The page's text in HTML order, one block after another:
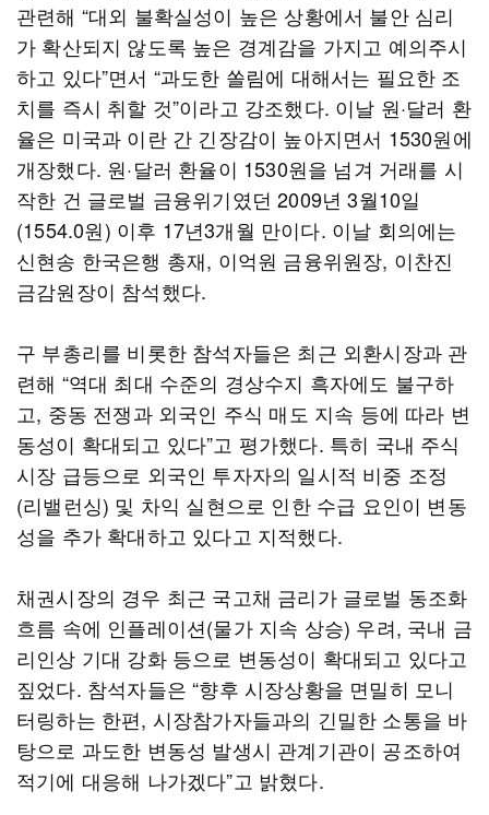
관련해 “대외 불확실성이 높은 상황에서 불안 심리
가 확산되지 않도록 높은 경계감을 가지고 예의주시
하고 있다”면서 “과도한 쏠림에 대해서는 필요한 조
치를 즉시 취할 것”이라고 강조했다. 이날 원·달러 환
율은 미국과 이란 간 긴장감이 높아지면서 1530원에
개장했다. 원·달러 환율이 1530원을 넘겨 거래를 시
작한 건 글로벌 금융위기였던 2009년 3월10일
(1554.0원) 이후 17년3개월 만이다. 이날 회의에는
신현송 한국은행 총재, 이억원 금융위원장, 이찬진
금감원장이 참석했다.
구 부총리를 비롯한 참석자들은 최근 외환시장과 관
련해 “역대 최대 수준의 경상수지 흑자에도 불구하
고, 중동 전쟁과 외국인 주식 매도 지속 등에 따라 변
동성이 확대되고 있다”고 평가했다. 특히 국내 주식
시장 급등으로 외국인 투자자의 일시적 비중 조정
(리밸런싱) 및 차익 실현으로 인한 수급 요인이 변동
성을 추가 확대하고 있다고 지적했다.
채권시장의 경우 최근 국고채 금리가 글로벌 동조화
흐름 속에 인플레이션(물가 지속 상승) 우려, 국내 금
리인상 기대 강화 등으로 변동성이 확대되고 있다고
짚었다. 참석자들은 “향후 시장상황을 면밀히 모니
터링하는 한편, 시장참가자들과의 긴밀한 소통을 바
탕으로 과도한 변동성 발생시 관계기관이 공조하여
적기에 대응해 나가겠다”고 밝혔다.